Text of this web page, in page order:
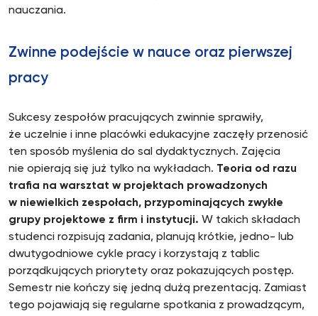
nauczania.
Zwinne podejście w nauce oraz pierwszej
pracy
Sukcesy zespołów pracujących zwinnie sprawiły,
że uczelnie i inne placówki edukacyjne zaczęły przenosić
ten sposób myślenia do sal dydaktycznych. Zajęcia
nie opierają się już tylko na wykładach. Teoria od razu
trafia na warsztat w projektach prowadzonych
w niewielkich zespołach, przypominających zwykłe
grupy projektowe z firm i instytucji. W takich składach
studenci rozpisują zadania, planują krótkie, jedno- lub
dwutygodniowe cykle pracy i korzystają z tablic
porządkujących priorytety oraz pokazujących postęp.
Semestr nie kończy się jedną dużą prezentacją. Zamiast
tego pojawiają się regularne spotkania z prowadzącym,